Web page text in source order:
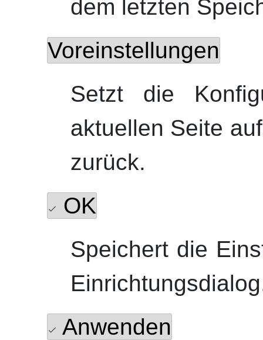
dem letzten
Voreinstellungen
Setzt die
aktuellen Seite
zurück.
OK
Speichert die
Anwenden